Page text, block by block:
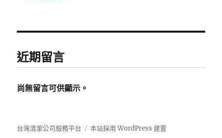
近期留言
尚無留言可供顯示。
台灣清潔公司服務平台 本站採用 WordPress 建置